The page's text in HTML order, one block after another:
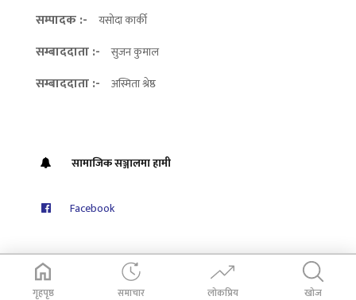
गृहपृष्ठ समाचार लोकप्रिय खोज
सम्पादक :- यसोदा कार्की
सम्बाददाता :- सुजन कुमाल
सम्बाददाता :- अस्मिता श्रेष्ठ
सामाजिक सञ्जालमा हामी
Facebook